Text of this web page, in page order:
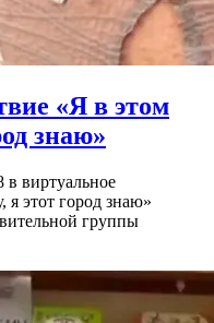
«Я в этом
знаю»
в виртуальное
я этот город знаю»
группы